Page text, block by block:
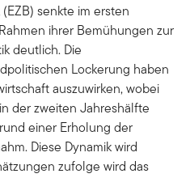
senkte im ersten
ihrer Bemühungen zur
deutlich. Die
Lockerung haben
auszuwirken, wobei
der zweiten Jahreshälfte
einer Erholung der
Diese Dynamik wird
zufolge wird das